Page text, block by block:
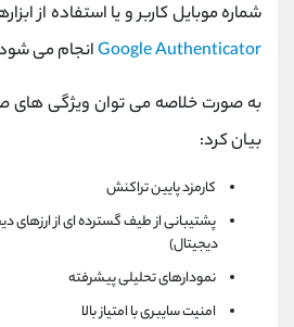
شماره موبایل کاربر و یا استفاده از
Google Authenticatorانجام می
به صورت خلاصه می توان ویژگی های
بیان کرد:
کارمزد پایین تراکنش
دیجیتال)
نمودارهای تحلیلی پیشرفته
امنیت سایبری با امتیاز بالا